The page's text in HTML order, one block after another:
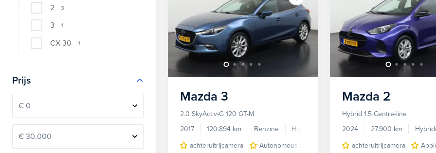
2 3
3 1
CX-30 1
Prijs
Mazda 3
2.0 SkyActiv-G 120 GT-M
2017
120.894 km Benzine
Handgeschakeld
achteruitrijcamera
Autonomous Emergency Braking bots herkenning en
Mazda 2
Hybrid 1.5 Centre-line
2024
27.900 km
achteruitrijcamera